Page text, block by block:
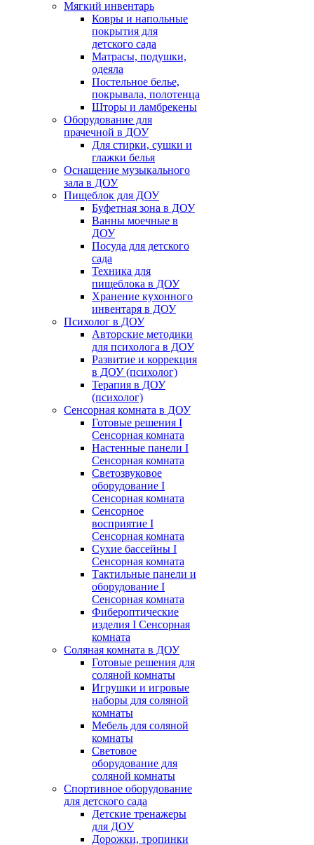
Мягкий инвентарь
Ковры и напольные
покрытия для
детского сада
Матрасы, подушки,
одеяла
Постельное белье,
покрывала, полотенца
Шторы и ламбрекены
Оборудование для
прачечной в ДОУ
Для стирки, сушки и
глажки белья
Оснащение музыкального
зала в ДОУ
Пищеблок для ДОУ
Буфетная зона в ДОУ
Ванны моечные в
ДОУ
Посуда для детского
сада
Техника для
пищеблока в ДОУ
Хранение кухонного
инвентаря в ДОУ
Психолог в ДОУ
Авторские методики
для психолога в ДОУ
Развитие и коррекция
в ДОУ (психолог)
Терапия в ДОУ
(психолог)
Сенсорная комната в ДОУ
Готовые решения I
Сенсорная комната
Настенные панели I
Сенсорная комната
Светозвуковое
оборудование I
Сенсорная комната
Сенсорное
восприятие I
Сенсорная комната
Сухие бассейны I
Сенсорная комната
Тактильные панели и
оборудование I
Сенсорная комната
Фибероптические
изделия I Сенсорная
комната
Соляная комната в ДОУ
Готовые решения для
соляной комнаты
Игрушки и игровые
наборы для соляной
комнаты
Мебель для соляной
комнаты
Световое
оборудование для
соляной комнаты
Спортивное оборудование
для детского сада
Детские тренажеры
для ДОУ
Дорожки, тропинки